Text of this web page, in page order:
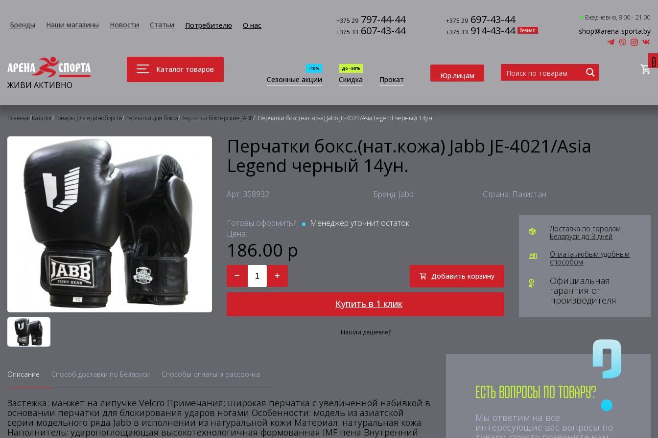
Бренды Наши магазины Новости Статьи Потребителю О нас +375 29 797-44-44 +375 29 697-43-44
+375 33 607-43-44 +375 33 914-43-44 безнал
Ежедневно, 8.00 - 21.00
shop@arena-sporta.by
ЖИВИ АКТИВНО
Каталог товаров
Сезонные акции
-10%
Скидка
до -50%
Прокат Юр.лицам
0
Главная/Каталог/Товары для единоборств/Перчатки для бокса/Перчатки боксерские JABB/ Перчатки бокс.(нат.кожа) Jabb JE-4021/Asia Legend черный 14ун.
Перчатки бокс.(нат.кожа) Jabb JE-4021/Asia
Legend черный 14ун.
Арт: 358932 Бренд: Jabb Страна: Пакистан
Готовы оформить?:
Менеджер уточнит остаток
Цена:
186.00 р
− + Добавить корзину
Купить в 1 клик
Нашли дешевле?
Доставка по городам
Беларуси до 3 дней
Оплата любым удобным
способом
Официальная
гарантия от
производителя
Описание Способ доставки по Беларуси Способы оплаты и рассрочка
Застежка: манжет на липучке Velcro Примечания: широкая перчатка с увеличенной набивкой в
основании перчатки для блокирования ударов ногами Особенности: модель из азиатской
серии модельного ряда Jabb в исполнении из натуральной кожи Материал: натуральная кожа
Наполнитель: ударопоглощающая высокотехнологичная формованная IMF пена Внутренний
Есть вопросы по товару?
Мы ответим на все
интересующие вас вопросы по